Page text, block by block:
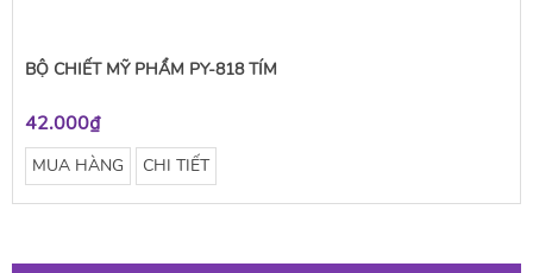
BỘ CHIẾT MỸ PHẨM PY-818 TÍM
42.000₫
MUA HÀNG CHI TIẾT